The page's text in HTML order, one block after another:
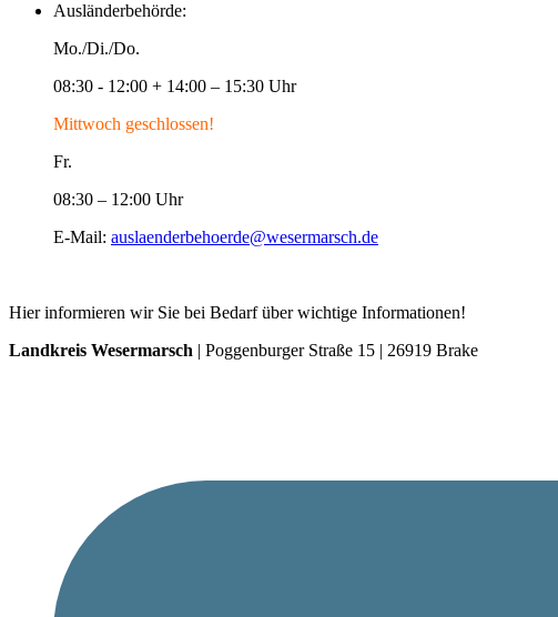
Ausländerbehörde:
Mo./Di./Do.
08:30 - 12:00 + 14:00 – 15:30 Uhr
Mittwoch geschlossen!
Fr.
08:30 – 12:00 Uhr
E-Mail: auslaenderbehoerde@wesermarsch.de
Hier informieren wir Sie bei Bedarf über wichtige Informationen!
Landkreis Wesermarsch | Poggenburger Straße 15 | 26919 Brake